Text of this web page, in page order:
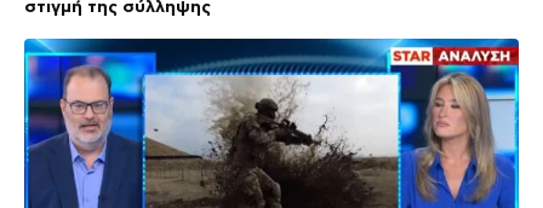
στιγμή της σύλληψης